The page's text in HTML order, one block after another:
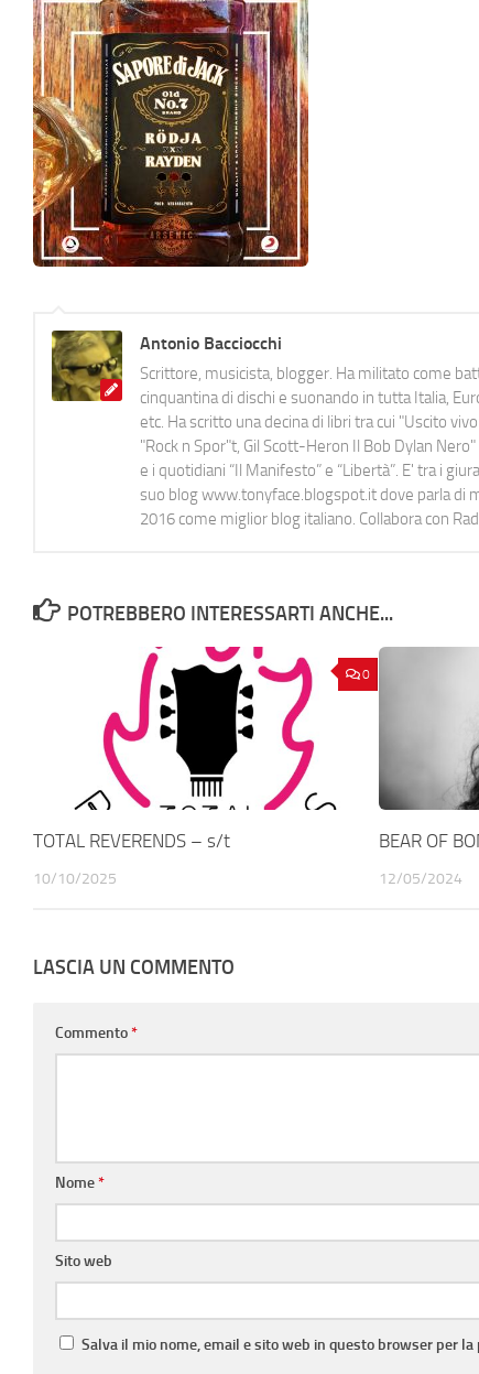
Antonio Bacciocchi
Scrittore, musicista, blogger. Ha militato come
cinquantina di dischi e suonando in tutta Italia,
etc. Ha scritto una decina di libri tra cui "Uscito
"Rock n Spor"t, Gil Scott-Heron Il Bob Dylan
e i quotidiani “Il Manifesto” e “Libertà”. E' tra i
suo blog www.tonyface.blogspot.it dove parla di
2016 come miglior blog italiano. Collabora con
POTREBBERO INTERESSARTI ANCHE...
0
TOTAL REVERENDS – s/t
10/10/2025
BEAR OF
12/05/2024
LASCIA UN COMMENTO
Commento*
Nome*
Sito web
Salva il mio nome, email e sito web in questo browser per